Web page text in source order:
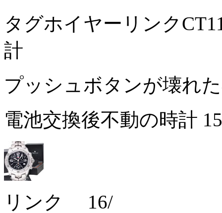
タグホイヤーリンク
計
プッシュボタンが壊れ
電池交換後不動の時計
リンク 16/